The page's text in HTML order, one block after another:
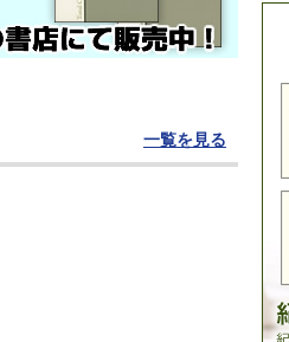
一覧を見る